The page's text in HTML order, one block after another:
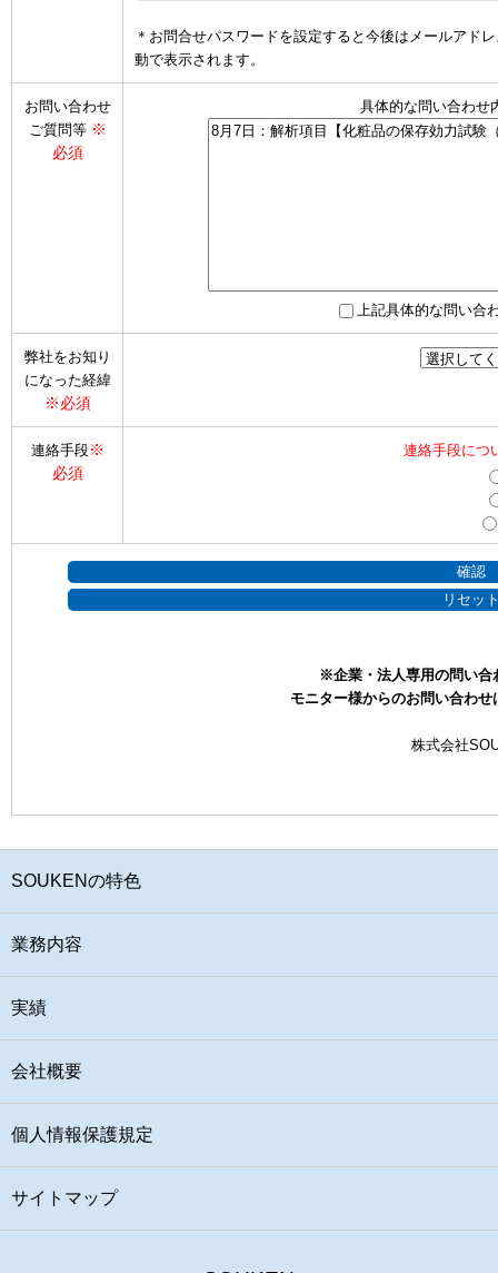
＊お問合せパスワードを設定すると今後はメールアド
動で表示されます。
お問い合わせ
ご質問等 ※
必須
具体的な問い合わせ
上記具体的な問い合
弊社をお知り
になった経緯
※必須
連絡手段※
必須
連絡手段につ
※企業・法人専用の問い合
モニター様からのお問い合わせ
株式会社
SOUKENの特色
業務内容
実績
会社概要
個人情報保護規定
サイトマップ